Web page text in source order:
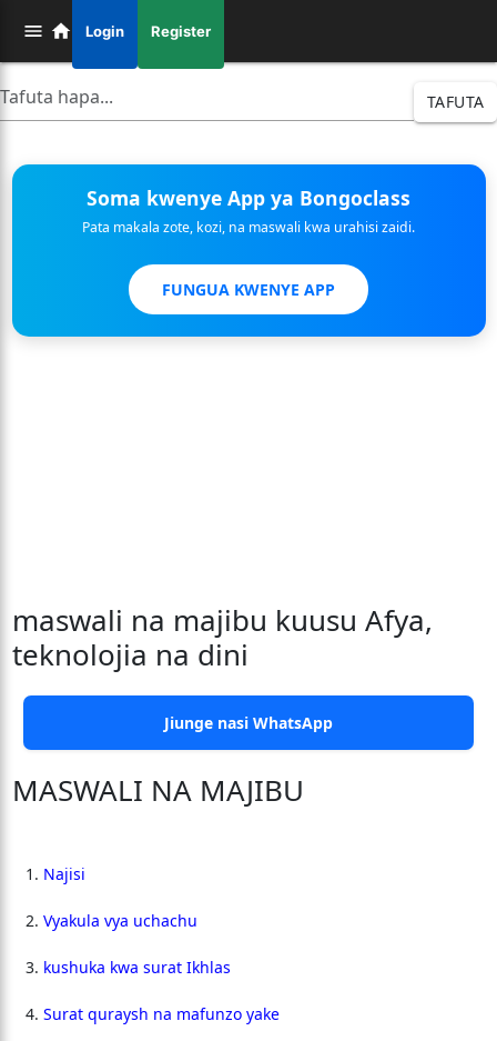
Login Register
TAFUTA
Soma kwenye App ya Bongoclass
Pata makala zote, kozi, na maswali kwa urahisi zaidi.
FUNGUA KWENYE APP
maswali na majibu kuusu Afya,
teknolojia na dini
Jiunge nasi WhatsApp
MASWALI NA MAJIBU
Najisi
Vyakula vya uchachu
kushuka kwa surat Ikhlas
Surat quraysh na mafunzo yake